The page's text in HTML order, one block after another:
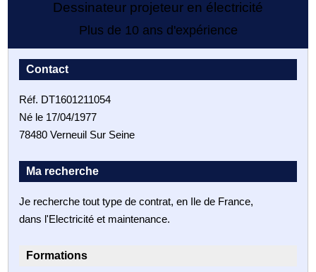
Dessinateur projeteur en électricité
Plus de 10 ans d'expérience
Contact
Réf. DT1601211054
Né le 17/04/1977
78480 Verneuil Sur Seine
Ma recherche
Je recherche tout type de contrat, en Ile de France,
dans l'Electricité et maintenance.
Formations